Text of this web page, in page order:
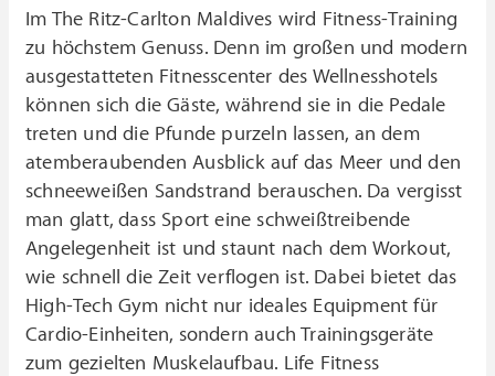
Im The Ritz-Carlton Maldives wird Fitness-Training
zu höchstem Genuss. Denn im großen und modern
ausgestatteten Fitnesscenter des Wellnesshotels
können sich die Gäste, während sie in die Pedale
treten und die Pfunde purzeln lassen, an dem
atemberaubenden Ausblick auf das Meer und den
schneeweißen Sandstrand berauschen. Da vergisst
man glatt, dass Sport eine schweißtreibende
Angelegenheit ist und staunt nach dem Workout,
wie schnell die Zeit verflogen ist. Dabei bietet das
High-Tech Gym nicht nur ideales Equipment für
Cardio-Einheiten, sondern auch Trainingsgeräte
zum gezielten Muskelaufbau. Life Fitness